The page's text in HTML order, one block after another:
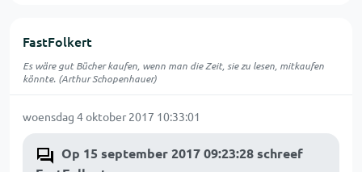
FastFolkert
Es wäre gut Bücher kaufen, wenn man die Zeit, sie zu lesen, mitkaufen
könnte. (Arthur Schopenhauer)
woensdag 4 oktober 2017 10:33:01
Op 15 september 2017 09:23:28 schreef